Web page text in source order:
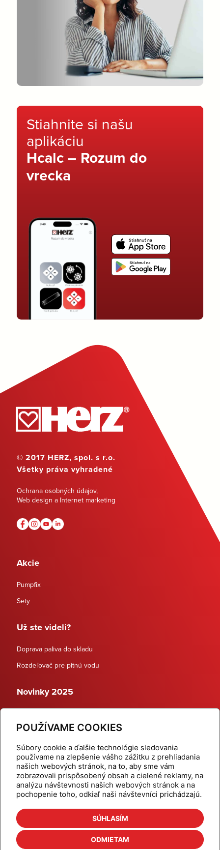
POUŽÍVAME COOKIES
Súbory cookie a ďalšie technológie sledovania
používame na zlepšenie vášho zážitku z prehliadania
našich webových stránok, na to, aby sme vám
zobrazovali prispôsobený obsah a cielené reklamy, na
analýzu návštevnosti našich webových stránok a na
pochopenie toho, odkiaľ naši návštevníci prichádzajú.
SÚHLASÍM
ODMIETAM
Stiahnite si našu
aplikáciu
Hcalc – Rozum do
vrecka
© 2017 HERZ, spol. s r.o.
Všetky práva vyhradené
Ochrana osobných údajov,
Web design a Internet marketing
Akcie
Pumpfix
Sety
Už ste videli?
Doprava paliva do skladu
Rozdeľovač pre pitnú vodu
Novinky 2025
Dynamické termostatické ventily
Domov
Produkty
Aktuality
Odber šikovné tipy
Kalkulačky
Cenníky
Na stiahnutie
Referencie
Kontakt